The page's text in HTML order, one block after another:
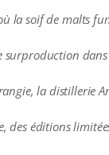
la soif de malts
surproduction
la distillerie
éditions